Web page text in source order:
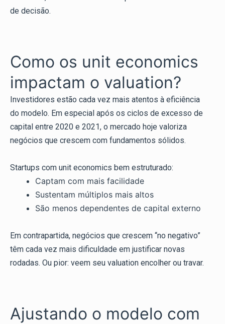
de decisão.
Como os unit economics
impactam o valuation?
Investidores estão cada vez mais atentos à eficiência
do modelo. Em especial após os ciclos de excesso de
capital entre 2020 e 2021, o mercado hoje valoriza
negócios que crescem com fundamentos sólidos.
Startups com unit economics bem estruturado:
Captam com mais facilidade
Sustentam múltiplos mais altos
São menos dependentes de capital externo
Em contrapartida, negócios que crescem “no negativo”
têm cada vez mais dificuldade em justificar novas
rodadas. Ou pior: veem seu valuation encolher ou travar.
Ajustando o modelo com